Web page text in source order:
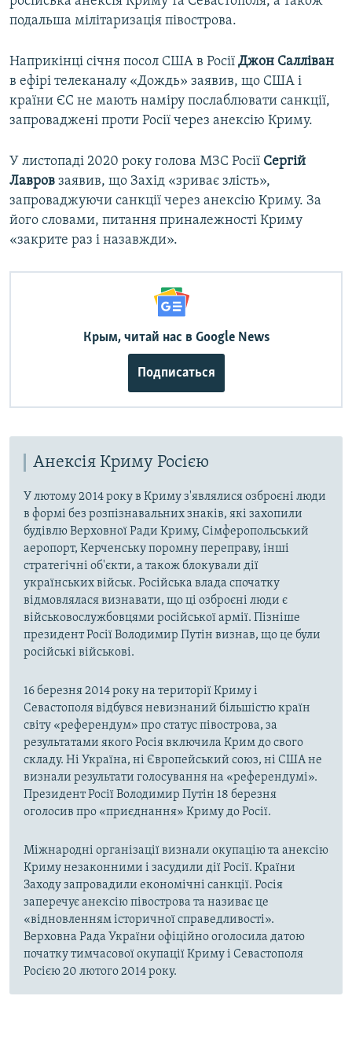
подальша мілітаризація півострова.
Наприкінці січня посол США в Росії Джон Салліван
в ефірі телеканалу «Дождь» заявив, що США і
країни ЄС не мають наміру послаблювати санкції,
запроваджені проти Росії через анексію Криму.
У листопаді 2020 року голова МЗС Росії Сергій
Лавров заявив, що Захід «зриває злість»,
запроваджуючи санкції через анексію Криму. За
його словами, питання приналежності Криму
«закрите раз і назавжди».
Крым, читай нас в Google News
Подписаться
Анексія Криму Росією
У лютому 2014 року в Криму з'являлися озброєні люди
в формі без розпізнавальних знаків, які захопили
будівлю Верховної Ради Криму, Сімферопольський
аеропорт, Керченську поромну переправу, інші
стратегічні об'єкти, а також блокували дії
українських військ. Російська влада спочатку
відмовлялася визнавати, що ці озброєні люди є
військовослужбовцями російської армії. Пізніше
президент Росії Володимир Путін визнав, що це були
російські військові.
16 березня 2014 року на території Криму і
Севастополя відбувся невизнаний більшістю країн
світу «референдум» про статус півострова, за
результатами якого Росія включила Крим до свого
складу. Ні Україна, ні Європейський союз, ні США не
визнали результати голосування на «референдумі».
Президент Росії Володимир Путін 18 березня
оголосив про «приєднання» Криму до Росії.
Міжнародні організації визнали окупацію та анексію
Криму незаконними і засудили дії Росії. Країни
Заходу запровадили економічні санкції. Росія
заперечує анексію півострова та називає це
«відновленням історичної справедливості».
Верховна Рада України офіційно оголосила датою
початку тимчасової окупації Криму і Севастополя
Росією 20 лютого 2014 року.